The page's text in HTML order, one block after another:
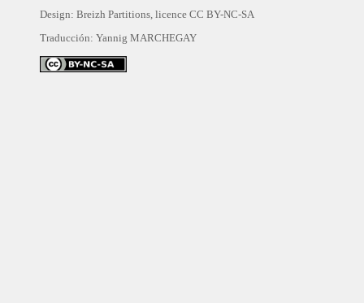
Design: Breizh Partitions, licence CC BY-NC-SA
Traducción: Yannig MARCHEGAY